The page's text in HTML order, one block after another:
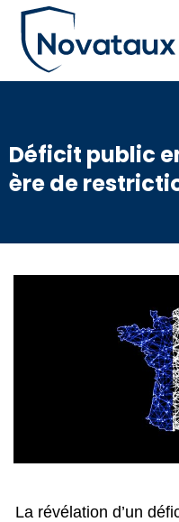
Déficit public
ère de
La révélation d’un